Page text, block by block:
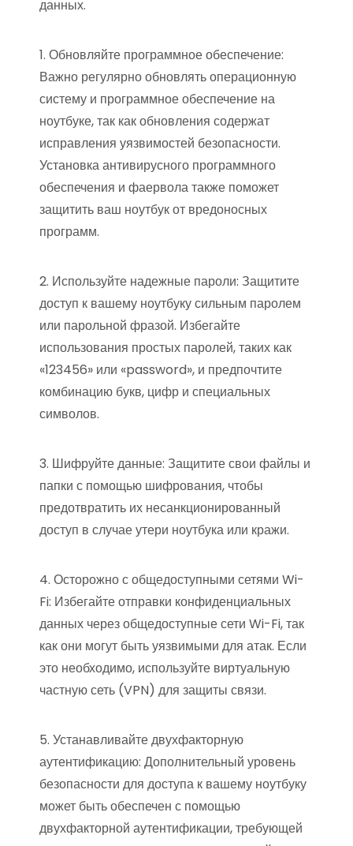
данных.
1. Обновляйте программное обеспечение:
Важно регулярно обновлять операционную
систему и программное обеспечение на
ноутбуке, так как обновления содержат
исправления уязвимостей безопасности.
Установка антивирусного программного
обеспечения и фаервола также поможет
защитить ваш ноутбук от вредоносных
программ.
2. Используйте надежные пароли: Защитите
доступ к вашему ноутбуку сильным паролем
или парольной фразой. Избегайте
использования простых паролей, таких как
«123456» или «password», и предпочтите
комбинацию букв, цифр и специальных
символов.
3. Шифруйте данные: Защитите свои файлы и
папки с помощью шифрования, чтобы
предотвратить их несанкционированный
доступ в случае утери ноутбука или кражи.
4. Осторожно с общедоступными сетями Wi-
Fi: Избегайте отправки конфиденциальных
данных через общедоступные сети Wi-Fi, так
как они могут быть уязвимыми для атак. Если
это необходимо, используйте виртуальную
частную сеть (VPN) для защиты связи.
5. Устанавливайте двухфакторную
аутентификацию: Дополнительный уровень
безопасности для доступа к вашему ноутбуку
может быть обеспечен с помощью
двухфакторной аутентификации, требующей